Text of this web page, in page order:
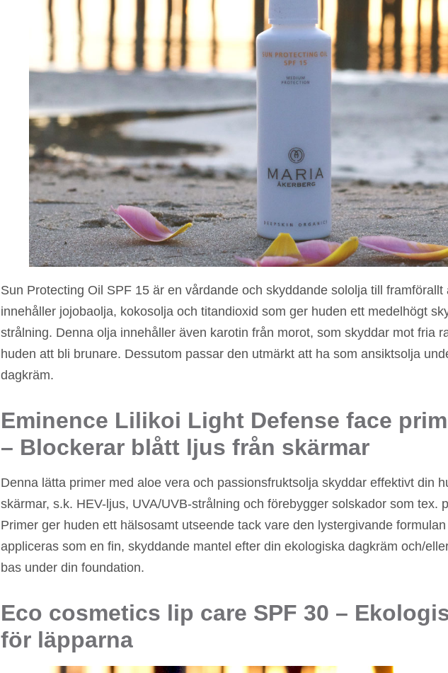
Sun Protecting Oil SPF 15 är en vårdande och skyddande sololja till framförallt
innehåller jojobaolja, kokosolja och titandioxid som ger huden ett medelhögt
strålning. Denna olja innehåller även karotin från morot, som skyddar mot fria
huden att bli brunare. Dessutom passar den utmärkt att ha som ansiktsolja
dagkräm.
Eminence Lilikoi Light Defense face
– Blockerar blått ljus från skärmar
Denna lätta primer med aloe vera och passionsfruktsolja skyddar effektivt din
skärmar, s.k. HEV-ljus, UVA/UVB-strålning och förebygger solskador som tex.
Primer ger huden ett hälsosamt utseende tack vare den lystergivande
appliceras som en fin, skyddande mantel efter din ekologiska dagkräm och/
bas under din foundation.
Eco cosmetics lip care SPF 30 –
för läpparna